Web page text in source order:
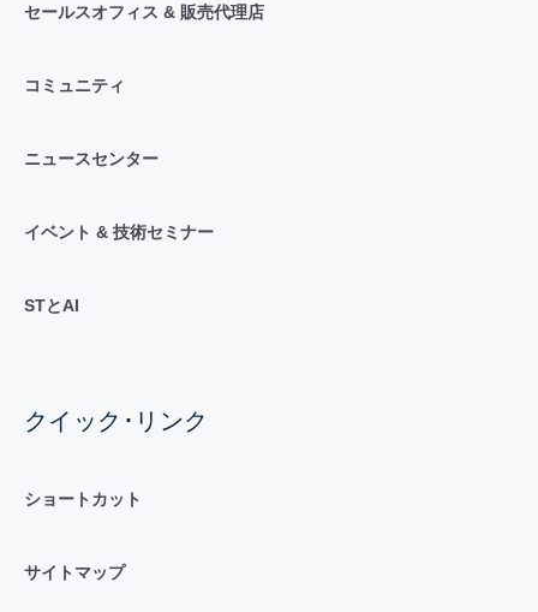
セールスオフィス & 販売代理店
コミュニティ
ニュースセンター
イベント & 技術セミナー
STとAI
クイック･リンク
ショートカット
サイトマップ